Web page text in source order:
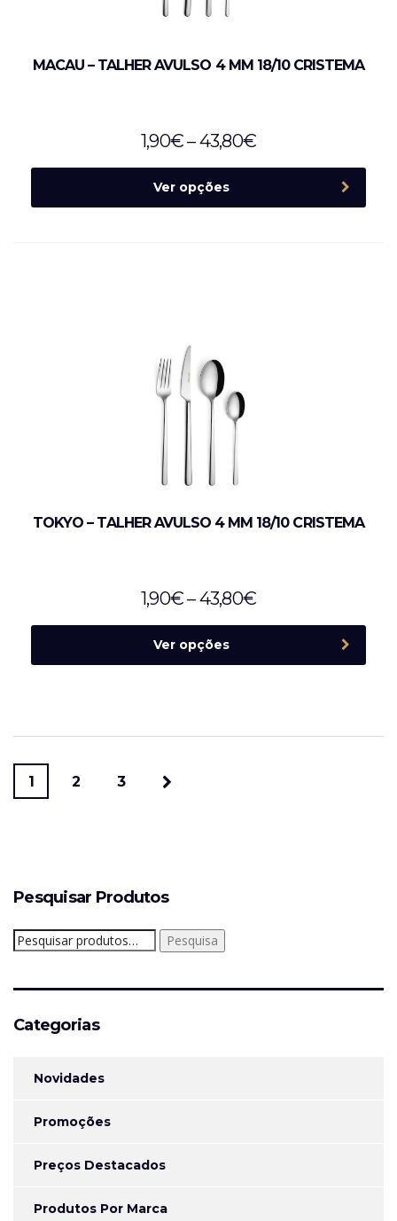
MACAU – TALHER AVULSO 4 MM 18/10 CRISTEMA
1,90€–43,80€
Ver opções
TOKYO – TALHER AVULSO 4 MM 18/10 CRISTEMA
1,90€–43,80€
Ver opções
1 2 3
Pesquisar Produtos
Pesquisar
por:
Pesquisa
Categorias
Novidades
Promoções
Preços Destacados
Produtos Por Marca